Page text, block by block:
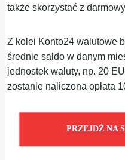
także skorzystać z
Z kolei Konto24 walutowe
średnie saldo w danym
jednostek waluty, np. 20
zostanie naliczona opłata
PRZEJDŹ NA